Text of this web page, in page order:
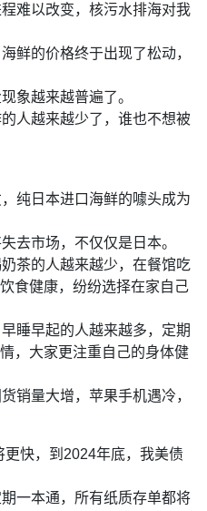
难以改变，核污水排海对我
鲜的价格终于出现了松动，
象越来越普遍了。
人越来越少了，谁也不想被
纯日本进口海鲜的噱头成为
去市场，不仅仅是日本。
茶的人越来越少，在餐馆吃
食健康，纷纷选择在家自己
睡早起的人越来越多，定期
，大家更注重自己的身体健
销量大增，苹果手机遇冷，
快，到2024年底，我美债
一本通，所有纸质存单都将